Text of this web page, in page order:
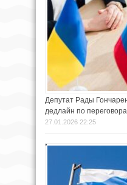
Депутат Рады
дедлайн по
27.01.2026 22:25